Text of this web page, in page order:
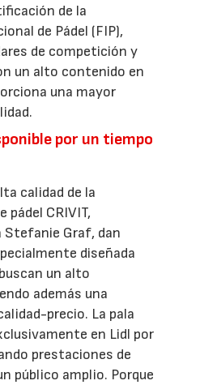
de la
de Pádel (FIP),
de competición y
un alto contenido en
una mayor
por un tiempo
calidad de la
pádel CRIVIT,
Stefanie Graf, dan
diseñada
un alto
además una
precio. La pala
en Lidl por
prestaciones de
público amplio. Porque